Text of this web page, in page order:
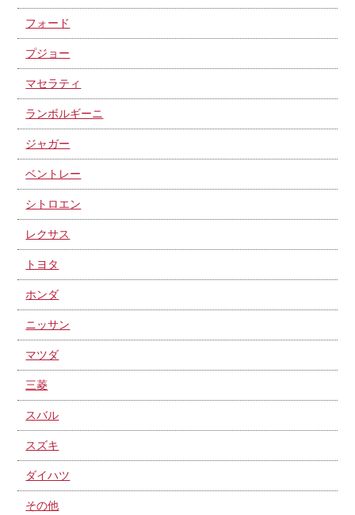
フォード
プジョー
マセラティ
ランボルギーニ
ジャガー
ベントレー
シトロエン
レクサス
トヨタ
ホンダ
ニッサン
マツダ
三菱
スバル
スズキ
ダイハツ
その他